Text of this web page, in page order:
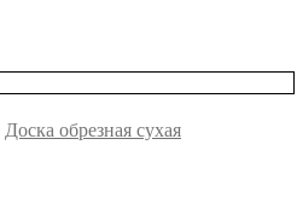
Доска обрезная сухая